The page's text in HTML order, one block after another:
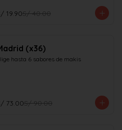
19.90S/ 40.00
(x36)
hasta 6 sabores de makis
73.00S/ 90.00